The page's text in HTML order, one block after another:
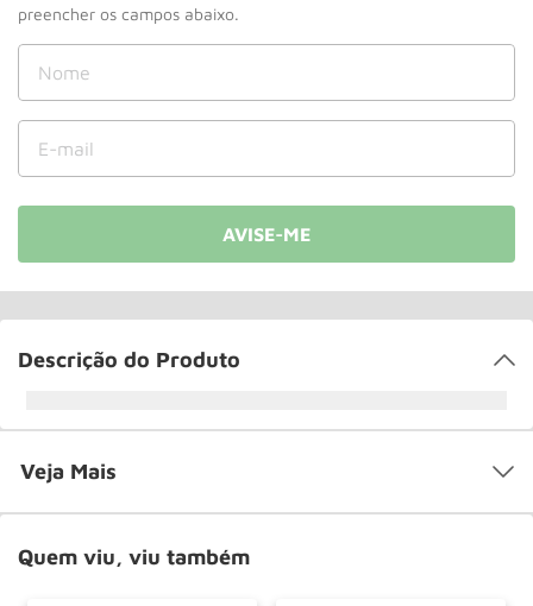
Descrição do Produto
Veja Mais
Quem viu, viu também
10º Rodizio